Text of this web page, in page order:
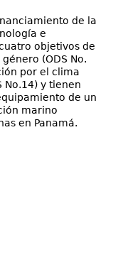
de la
e
objetivos de
(ODS No.
por el clima
No.14) y tienen
de un
marino
en Panamá.